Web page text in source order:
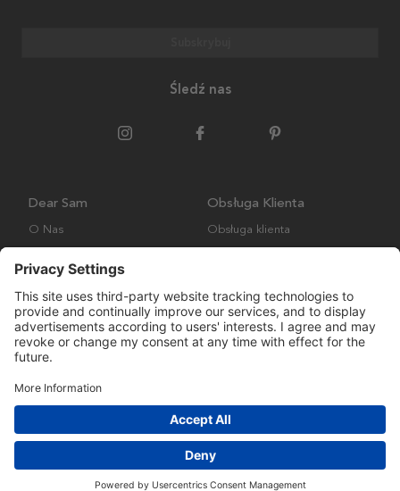
Śledź nas
Dear Sam
O Nas
Obsługa Klienta
Obsługa klienta
Wysyłka i Dostawa